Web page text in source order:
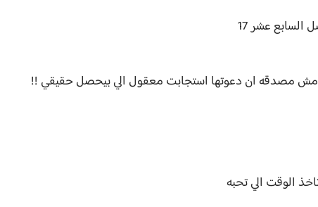
عشر 17
مش مصدقه ان دعوتها استجابت معقول الي بيحصل حقيقي !!
الوقت الي تحبه